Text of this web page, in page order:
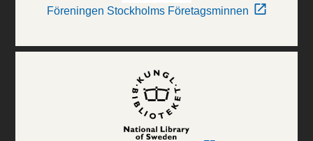
Föreningen Stockholms Företagsminnen